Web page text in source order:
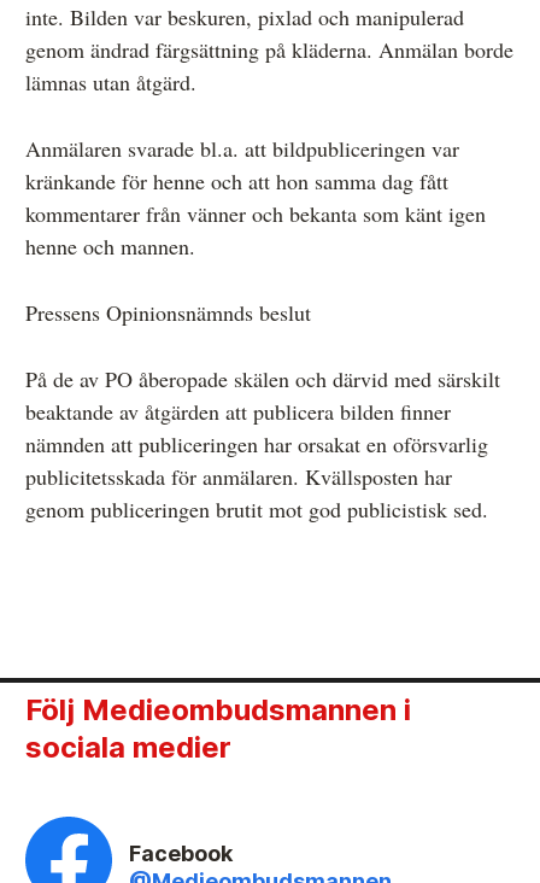
inte. Bilden var beskuren, pixlad och manipulerad
genom ändrad färgsättning på kläderna. Anmälan borde
lämnas utan åtgärd.
Anmälaren svarade bl.a. att bildpubliceringen var
kränkande för henne och att hon samma dag fått
kommentarer från vänner och bekanta som känt igen
henne och mannen.
Pressens Opinionsnämnds beslut
På de av PO åberopade skälen och därvid med särskilt
beaktande av åtgärden att publicera bilden finner
nämnden att publiceringen har orsakat en oförsvarlig
publicitetsskada för anmälaren. Kvällsposten har
genom publiceringen brutit mot god publicistisk sed.
Följ Medieombudsmannen i
sociala medier
Facebook